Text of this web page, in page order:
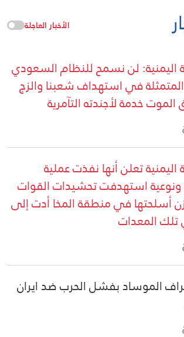
الأخبار العاجلة
اليمنية: لن نسمح للنظام السعودي
في استهداف شعبنا والزج
الموت خدمة لأجندته التآمرية
تعلن أنها نفذت عملية
استهدفت تحشيدات القوات
أسلحتها في منطقة المخا أدت إلى
المعدات
الموساد بفشل الحرب ضد ايران